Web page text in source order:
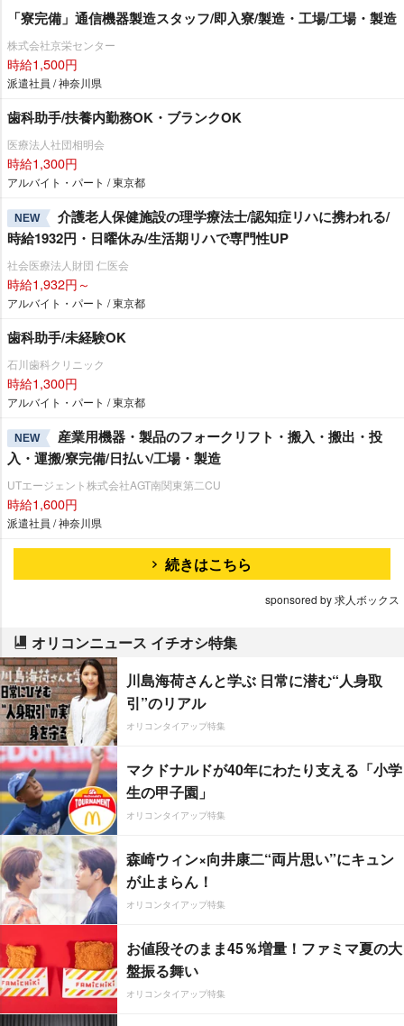
「寮完備」通信機器製造スタッフ/即入寮/製造・工場/工場・製造
株式会社京栄センター
時給1,500円
派遣社員 / 神奈川県
歯科助手/扶養内勤務OK・ブランクOK
医療法人社団相明会
時給1,300円
アルバイト・パート / 東京都
NEW
介護老人保健施設の理学療法士/認知症リハに携われる/
時給1932円・日曜休み/生活期リハで専門性UP
社会医療法人財団 仁医会
時給1,932円～
アルバイト・パート / 東京都
歯科助手/未経験OK
石川歯科クリニック
時給1,300円
アルバイト・パート / 東京都
NEW
産業用機器・製品のフォークリフト・搬入・搬出・投
入・運搬/寮完備/日払い/工場・製造
UTエージェント株式会社AGT南関東第二CU
時給1,600円
派遣社員 / 神奈川県
続きはこちら
sponsored by 求人ボックス
オリコンニュース イチオシ特集
川島海荷さんと学ぶ 日常に潜む“人身取
引”のリアル
オリコンタイアップ特集
マクドナルドが40年にわたり支える「小学
生の甲子園」
オリコンタイアップ特集
森崎ウィン×向井康二“両片思い”にキュン
が止まらん！
オリコンタイアップ特集
お値段そのまま45％増量！ファミマ夏の大
盤振る舞い
オリコンタイアップ特集